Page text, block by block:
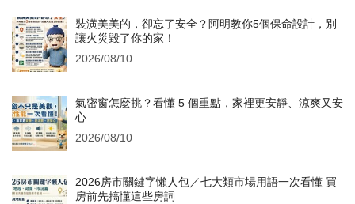
裝潢美美的，卻忘了安全？阿明教你5個保命設計，別
讓火災毀了你的家！
2026/08/10
氣密窗怎麼挑？看懂 5 個重點，家裡更安靜、涼爽又安
心
2026/08/10
2026房市關鍵字懶人包／七大類市場用語一次看懂 買
房前先搞懂這些房詞